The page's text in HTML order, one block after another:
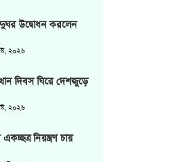
উদ্বোধন করলেন
২০২৬
দিবস ঘিরে দেশজুড়ে
২০২৬
নিয়ন্ত্রণ চায়